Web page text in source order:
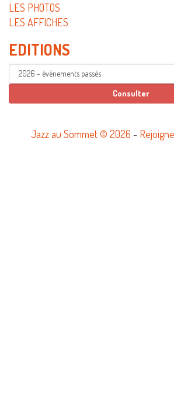
LES PHOTOS
LES AFFICHES
EDITIONS
Jazz au Sommet © 2026 -